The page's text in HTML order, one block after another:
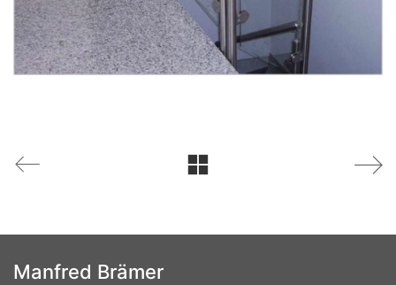
Manfred Brämer